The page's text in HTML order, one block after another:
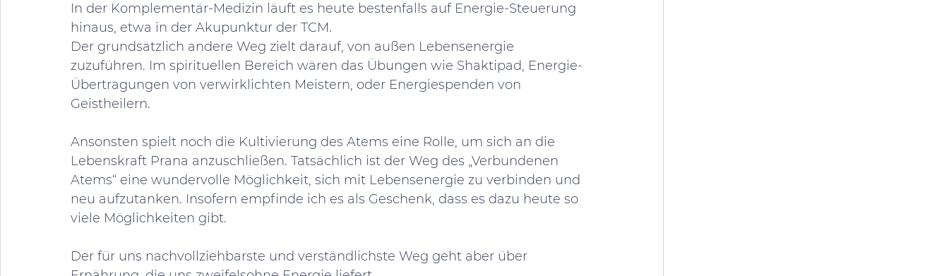
In der Komplementär-Medizin läuft es heute bestenfalls auf Energie-Steuerung
hinaus, etwa in der Akupunktur der TCM.
Der grundsätzlich andere Weg zielt darauf, von außen Lebensenergie
zuzuführen. Im spirituellen Bereich wären das Übungen wie Shaktipad, Energie-
Übertragungen von verwirklichten Meistern, oder Energiespenden von
Geistheilern.
Ansonsten spielt noch die Kultivierung des Atems eine Rolle, um sich an die
Lebenskraft Prana anzuschließen. Tatsächlich ist der Weg des „Verbundenen
Atems“ eine wundervolle Möglichkeit, sich mit Lebensenergie zu verbinden und
neu aufzutanken. Insofern empfinde ich es als Geschenk, dass es dazu heute so
viele Möglichkeiten gibt.
Der für uns nachvollziehbarste und verständlichste Weg geht aber über